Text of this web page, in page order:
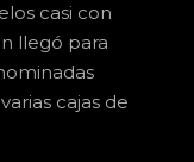
casi con
llegó para
cajas de